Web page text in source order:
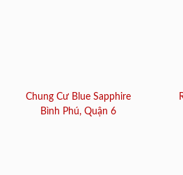
Chung Cư Blue Sapphire
Bình Phú, Quận 6